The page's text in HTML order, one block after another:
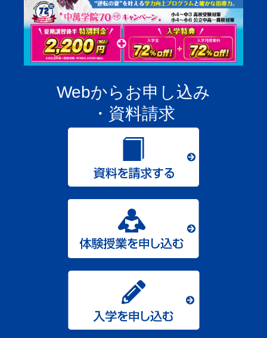
できました。」
横浜栄高校 合格 大鳥中 Eさん
「学校の定期テストの対策が毎回とても役に立ち、成績が上がり
ました。３年の入試対策や高校で受ける模試が自信になります
横浜立野高校 合格 本牧中 Fさん
「先生から合格が危ないと言われてから、もっと頑張らなきゃと
思って、一生懸命勉強しました。本牧スクールの
この塾で良かったなとめっちゃ思っています
・・・その他の受験生たちの声もご紹介します・・・
自分の苦手な分野のプリントがもらえたのがよかった。
テストでよく出るところを教えてくれた。」
中萬学院でなきゃ、ここまで頑張れなかったと思う。
自分から勉強や宿題をするような人になれた。」
夏休みが終わったら、周りに『頭良くなった？』とたくさん言
普段の授業が何よりわかりやすく、頭にスッと入ってくる。
先生と生徒の距離が近く、気軽に質問できた。」
Webからお申し込み
・資料請求